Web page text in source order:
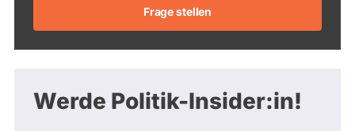
Frage stellen
Werde Politik-Insider:in!